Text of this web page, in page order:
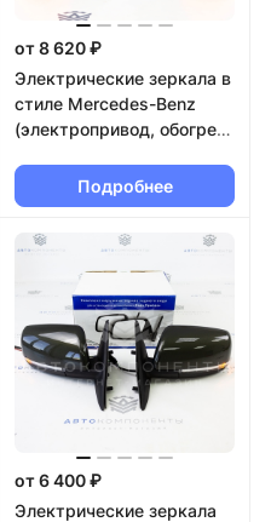
от 8 620 ₽
Электрические зеркала в
стиле Mercedes-Benz
(электропривод, обогрев,
вежливая подсветка)
Лада Гранта , Калина 2 в
цвет кузова
Подробнее
от 6 400 ₽
Электрические зеркала